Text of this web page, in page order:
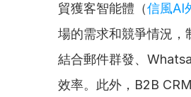
貿獲客智能體（信風AI
場的需求和競爭情況，
結合郵件群發、
效率。此外，B2B